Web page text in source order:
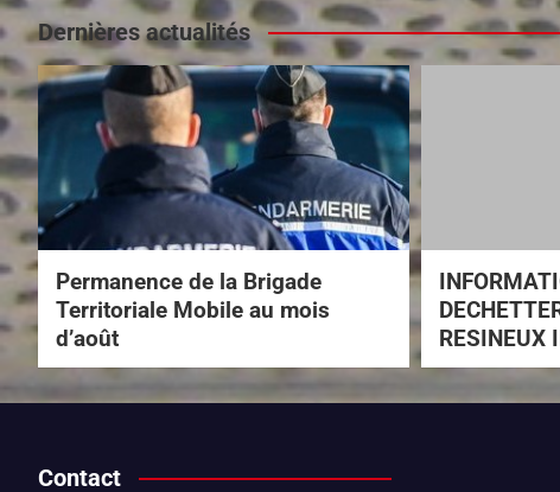
Dernières actualités
Permanence de la Brigade
Territoriale Mobile au mois
d’août
RESINEUX
Contact